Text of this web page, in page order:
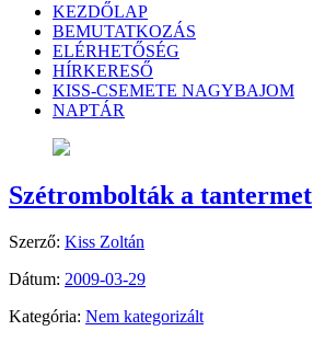
KEZDŐLAP
BEMUTATKOZÁS
ELÉRHETŐSÉG
HÍRKERESŐ
KISS-CSEMETE NAGYBAJOM
NAPTÁR
Szétrombolták a tantermet
Szerző: Kiss Zoltán
Dátum: 2009-03-29
Kategória: Nem kategorizált